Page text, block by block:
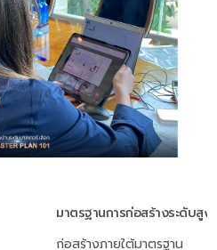
มาตรฐานการก่อสร้างระดับสูง
ก่อสร้างภายใต้มาตรฐาน